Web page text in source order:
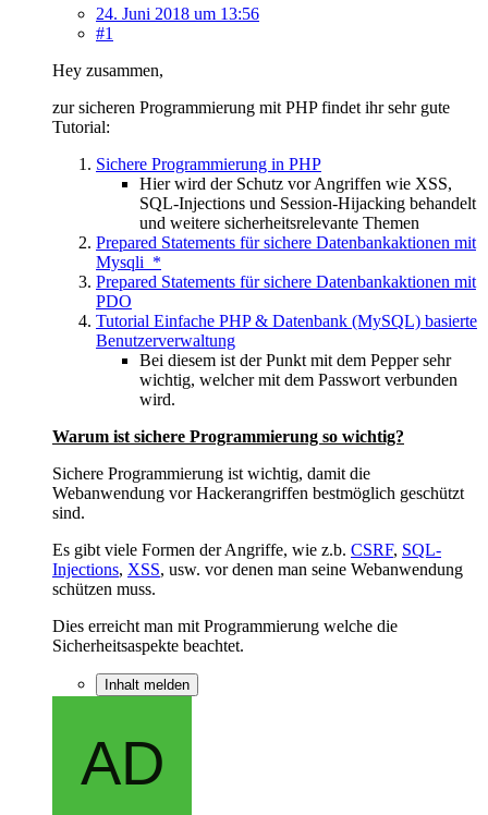
24. Juni 2018 um 13:56
#1
Hey zusammen,
zur sicheren Programmierung mit PHP findet ihr sehr gute
Tutorial:
Sichere Programmierung in PHP
Hier wird der Schutz vor Angriffen wie XSS,
SQL-Injections und Session-Hijacking behandelt
und weitere sicherheitsrelevante Themen
Prepared Statements für sichere Datenbankaktionen mit
Mysqli_*
Prepared Statements für sichere Datenbankaktionen mit
PDO
Tutorial Einfache PHP & Datenbank (MySQL) basierte
Benutzerverwaltung
Bei diesem ist der Punkt mit dem Pepper sehr
wichtig, welcher mit dem Passwort verbunden
wird.
Warum ist sichere Programmierung so wichtig?
Sichere Programmierung ist wichtig, damit die
Webanwendung vor Hackerangriffen bestmöglich geschützt
sind.
Es gibt viele Formen der Angriffe, wie z.b. CSRF, SQL-
Injections, XSS, usw. vor denen man seine Webanwendung
schützen muss.
Dies erreicht man mit Programmierung welche die
Sicherheitsaspekte beachtet.
Inhalt melden